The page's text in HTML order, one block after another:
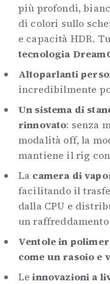
più profondi,
di colori sullo
e capacità HDR.
tecnologia
Altoparlanti
incredibilmente
Un sistema di
rinnovato: senza
modalità off, la
mantiene il rig
La camera di
facilitando il
dalla CPU e
un
Ventole in
come un rasoio e
Leinnovazioni a